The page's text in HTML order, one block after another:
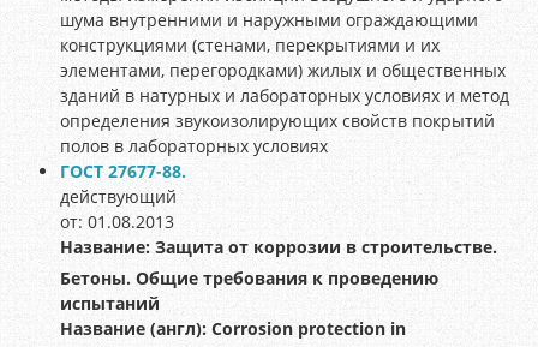
шума внутренними и наружными ограждающими
конструкциями (стенами, перекрытиями и их
элементами, перегородками) жилых и общественных
зданий в натурных и лабораторных условиях и метод
определения звукоизолирующих свойств покрытий
полов в лабораторных условиях
ГОСТ 27677-88.
действующий
от: 01.08.2013
Название: Защита от коррозии в строительстве.
Бетоны. Общие требования к проведению
испытаний
Название (англ): Corrosion protection in